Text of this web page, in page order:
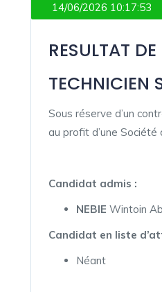
14/06/2026 10:17:53
RESULTAT
TECHNICIEN
Sous réserve d’un
au profit d’une
Candidat admis :
NEBIE Wintoin
Candidat en liste
Néant